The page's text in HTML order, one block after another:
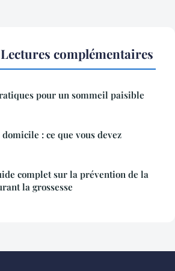
complémentaires
pour un sommeil paisible
: ce que vous devez
complet sur la prévention de la
la grossesse